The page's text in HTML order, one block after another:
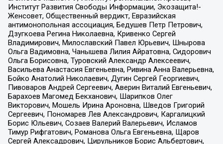
Институт Развития Свободы Информации, Экозащита!-
Женсовет, Общественный вердикт, Евразийская
антимонопольная ассоциация, Бедушев Петр Петрович,
Дзугкоева Регина Николаевна, Кривенко Сергей
Владимирович, Милославский Павел Юрьевич, Шнырова
Ольга Вадимовна, Чанышева Лилия Айратовна, Сидорович
Ольга Борисовна, Туровский Александр Алексеевич,
Васильева Анастасия Евгеньевна, Ривина Анна Валерьевна,
Бойко Анатолий Николаевич, Дугин Сергей Георгиевич,
Пивоваров Андрей Сергеевич, Аверин Виталий Евгеньевич,
Барахоев Магомед Бекханович, Шарипков Олег
Викторович, Мошель Ирина Ароновна, Шведов Григорий
Сергеевич, Пономарев Лев Александрович, Каргалицкий
Борис Юльевич, Созаев Валерий Валерьевич, Исламов
Тимур Рифгатович, Романова Ольга Евгеньевна, Щаров
Сергей Алексадрович, Цирульников Борис Альбертович,